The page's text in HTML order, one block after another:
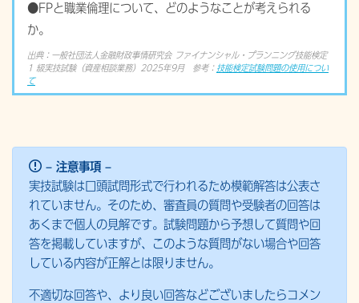
●FPと職業倫理について、どのようなことが考えられる
か。
出典：一般社団法人金融財政事情研究会 ファイナンシャル・プランニング技能検定
1 級実技試験（資産相談業務）2025年9月 参考： 技能検定試験問題の使用につい
て
– 注意事項 –
実技試験は口頭試問形式で行われるため模範解答は公表さ
れていません。そのため、審査員の質問や受験者の回答は
あくまで個人の見解です。試験問題から予想して質問や回
答を掲載していますが、このような質問がない場合や回答
している内容が正解とは限りません。
不適切な回答や、より良い回答などございましたらコメン